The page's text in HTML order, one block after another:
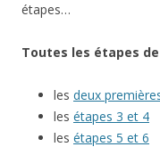
étapes…
Toutes les étapes de
les deux
les étapes 3 et 4
les étapes 5 et 6